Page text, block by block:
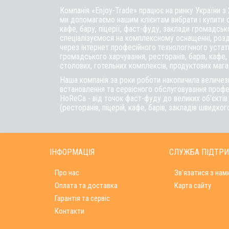
Компанія «Enjoy-Trade» працює на ринку України
ми допомагаємо нашим клієнтам вибрати і купити
кафе, бару, піцерії, фаст-фуду, заклади
спеціалізуємося на комплексному оснащенні,
через інтернет професійного технологічного
громадського харчування, ресторанів, барів, кафе,
столових, готельних комплексів, продуктових
Наша компанія за роки роботи накопичила
встановлення та сервісного обслуговування
HoReCa - від точок фаст-фуду до великих
(ресторанів, піцерій, кафе, барів, закладів
ІНФОРМАЦІЯ
Про нас
Оплата та доставка
Гарантія та сервіс
Контакти
СЛУЖБА
Зв'язатися з
Карта сайту